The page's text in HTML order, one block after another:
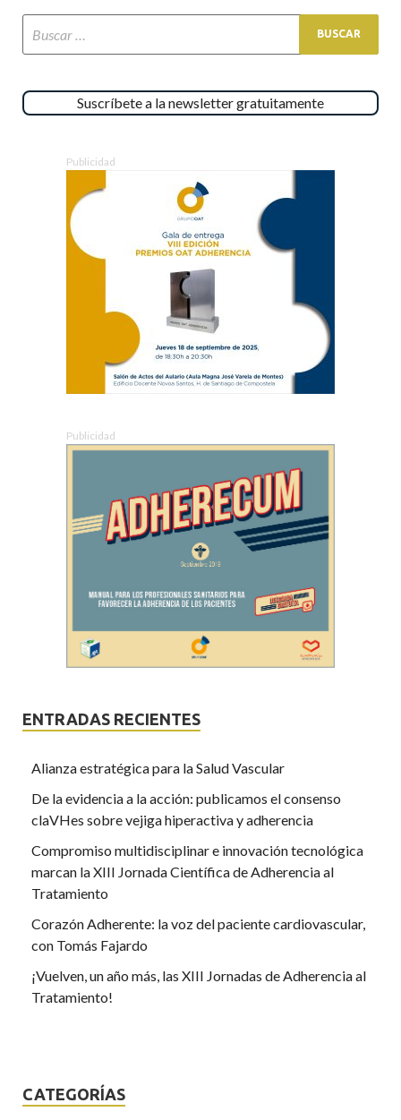
Suscríbete a la newsletter gratuitamente
Publicidad
Publicidad
ENTRADAS RECIENTES
Alianza estratégica para la Salud Vascular
De la evidencia a la acción: publicamos el consenso
claVHes sobre vejiga hiperactiva y adherencia
Compromiso multidisciplinar e innovación tecnológica
marcan la XIII Jornada Científica de Adherencia al
Tratamiento
Corazón Adherente: la voz del paciente cardiovascular,
con Tomás Fajardo
¡Vuelven, un año más, las XIII Jornadas de Adherencia al
Tratamiento!
CATEGORÍAS